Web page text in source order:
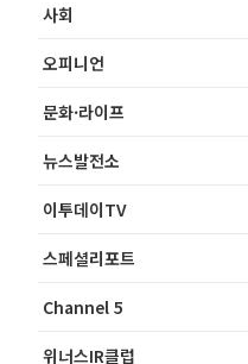
사회
오피니언
문화·라이프
뉴스발전소
이투데이TV
스페셜리포트
Channel 5
위너스IR클럽